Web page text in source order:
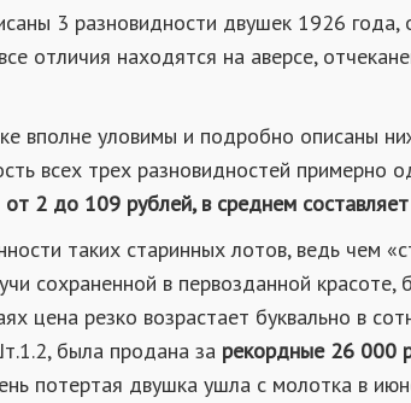
3 разновидности двушек 1926 года,
отличия находятся на аверсе,
вполне уловимы и подробно описаны
всех трех разновидностей примерно
от 2 до 109 рублей, в среднем
таких старинных лотов, ведь чем
сохраненной в первозданной красоте,
цена резко возрастает буквально в
была продана за рекордные 26 000
потертая двушка ушла с молотка в